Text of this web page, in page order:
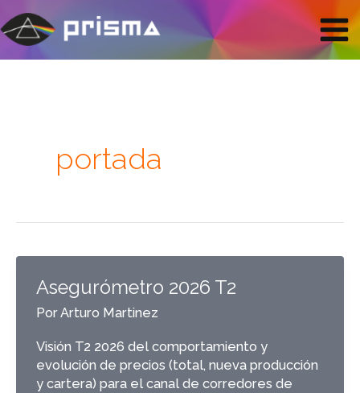
al
contenido
Main
portada
Asegurómetro 2026 T2
PorArturo Martinez
Visión T2 2026 del comportamiento y
evolución de precios (total, nueva producción
y cartera) para el canal de corredores de